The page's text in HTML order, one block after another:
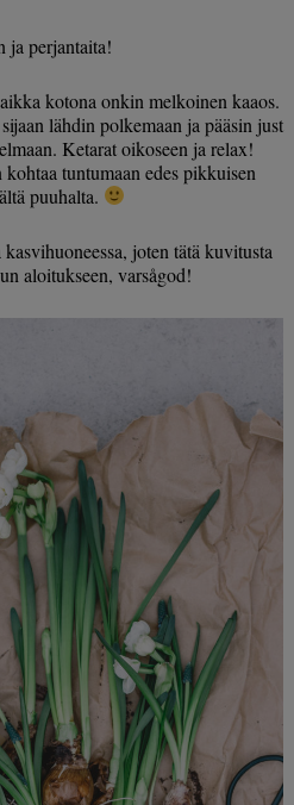
ja perjantaita!
kotona onkin melkoinen kaaos.
lähdin polkemaan ja pääsin just
Ketarat oikoseen ja relax!
tuntumaan edes pikkuisen
puuhalta.
joten tätä kuvitusta
aloitukseen, varsågod!